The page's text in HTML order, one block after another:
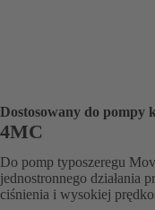
Dostosowany do pompy
4MC
Do pomp typoszeregu
jednostronnego działania
ciśnienia i wysokiej